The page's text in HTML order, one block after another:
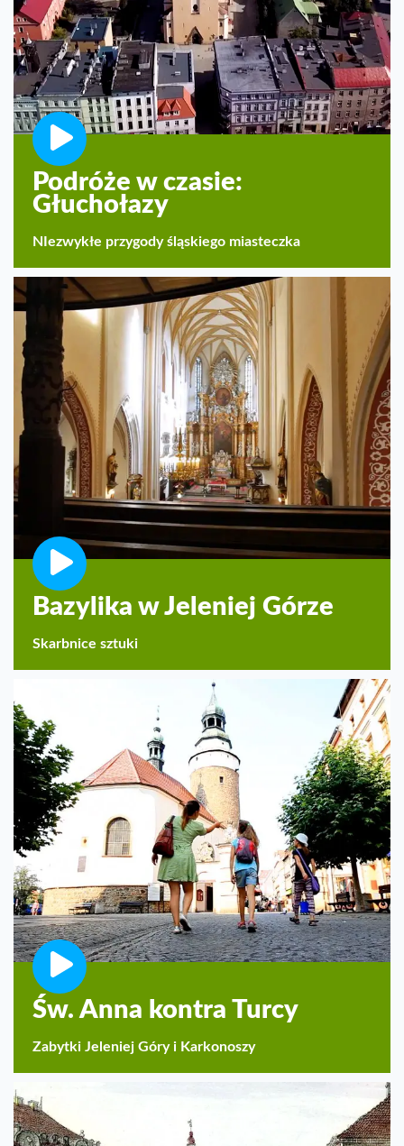
Podróże w czasie:
Głuchołazy
NIezwykłe przygody śląskiego miasteczka
Bazylika w Jeleniej Górze
Skarbnice sztuki
Św. Anna kontra Turcy
Zabytki Jeleniej Góry i Karkonoszy